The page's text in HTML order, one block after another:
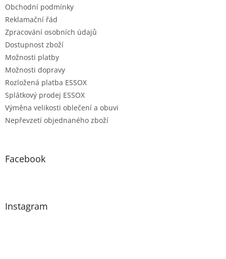
Obchodní podmínky
Reklamační řád
Zpracování osobních údajů
Dostupnost zboží
Možnosti platby
Možnosti dopravy
Rozložená platba ESSOX
Splátkový prodej ESSOX
Výměna velikosti oblečení a obuvi
Nepřevzetí objednaného zboží
Facebook
Instagram